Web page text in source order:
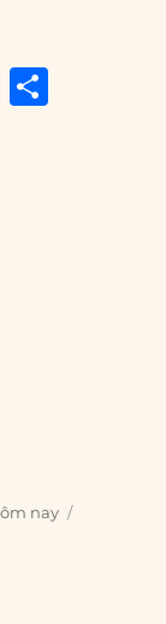
P
nay